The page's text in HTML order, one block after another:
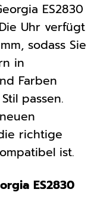
ES2830
Uhr verfügt
sodass Sie
in
Farben
passen.
richtige
ist.
ES2830